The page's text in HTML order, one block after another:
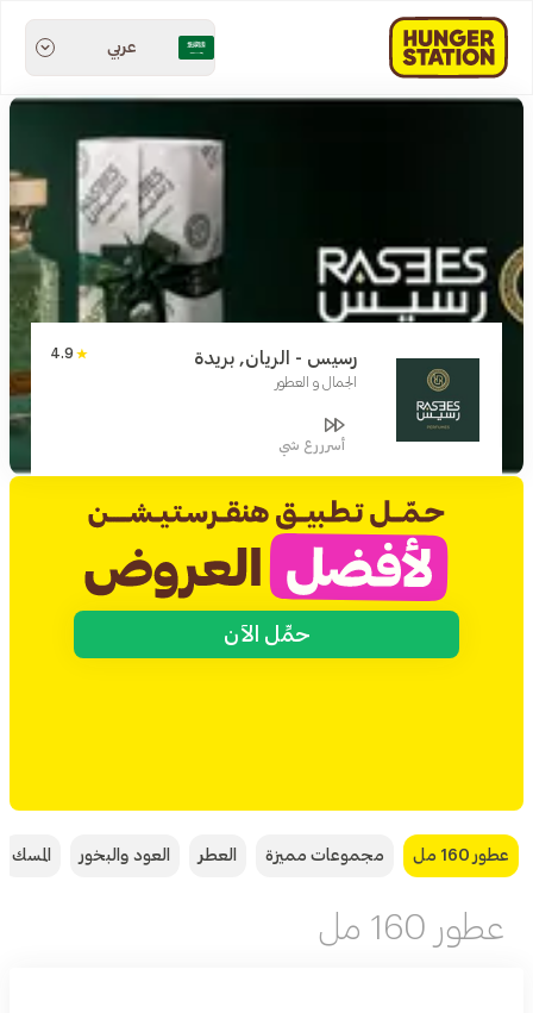
عربي
رسيس - الريان, بريدة
الجمال و العطور
4.9
أسرررع شي
حمِّل الآن
عطور 160 مل مجموعات مميزة العطر العود والبخور المسك
عطور 160 مل